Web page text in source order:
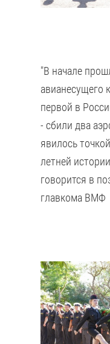
"В начале
авианесущего
первой в
- сбили два
явилось
летней
говорится в
главкома ВМФ